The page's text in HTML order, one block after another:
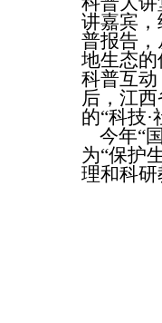
讲嘉宾
普报告
地生态
科普互
后，江
的“科技·
今年“
为“保护
理和科研